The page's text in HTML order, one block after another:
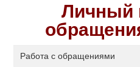
Личный
Работа с обращениями